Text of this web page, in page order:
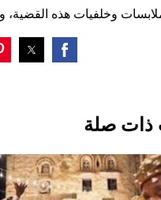
وخلفيات هذه القضية،
ذات صلة